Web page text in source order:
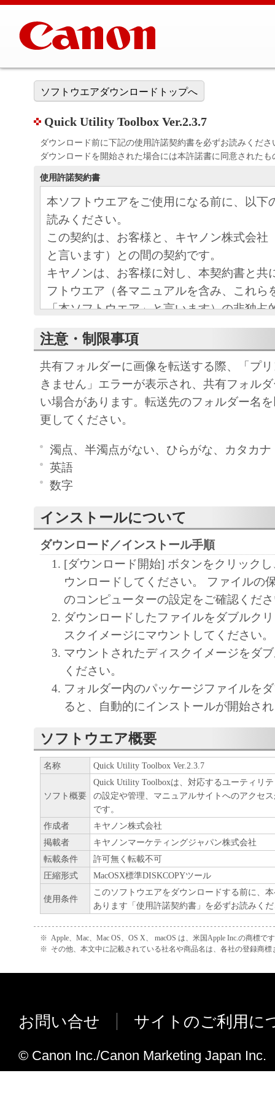
ソフトウエアダウンロードトップへ
Quick Utility Toolbox Ver.2.3.7
ダウンロード前に下記の使用許諾契約書を必ずお読みくださ
ダウンロードを開始された場合には本許諾書に同意された
使用許諾契約書
本ソフトウエアをご使用になる前に、以下
読みください。
この契約は、お客様と、キヤノン株式会社
と言います）との間の契約です。
キヤノンは、お客様に対し、本契約書と共
フトウエア（各マニュアルを含み、これら
「本ソフトウエア」と言います）の非独占
条項に基づき許諾し、お客様も下記条項に
ものとします。
お客様は、「本ソフトウエア」のインスト
この契約に同意したことになります。
お客様がこの契約に同意できない場合には
ストールされず、直ちに「本ソフトウエア
１．使用許諾
(1) お客様は、「本ソフトウエア」を、キ
ェットプリンタ（以下「プリンタ」と言い
たはネットワークを通じ接続される複数の
それぞれにおいて使用（「使用」とは、「
ア」をコンピュータの記憶媒体上にインス
と、またはコンピュータにおいて表示する
すること、読み出すこと、もしくは実行す
も含むものとします）することができます
た、お客様が「プリンタ」を使用すること
様のイントラネット内のユーザ（以下「指
います）に、本契約の条件の下で、「許諾
を使用させることができます。その場合、
かる「指定ユーザ」を本契約の条件に従わ
き、すべての責任を負っていただくものと
(2) お客様は、再使用許諾、譲渡、頒布、
により、第三者に「本ソフトウエア」を使
させることはできません。
(3) お客様は、「本ソフトウエア」の全部
正、改変、リバース・エンジニアリング、
たは逆アセンブル等することはできません
このような行為をさせてはなりません。
(4) 本契約に明示的に定める場合を除き、
に付与するものではありません。
は、その内容によりキヤノンまたはキヤノ
注意・制限事項
共有フォルダーに画像を転送する際、「プ
きません」エラーが表示され、共有フォル
い場合があります。転送先のフォルダー名
更してください。
濁点、半濁点がない、ひらがな、カタカナ
英語
数字
インストールについて
ダウンロード／インストール手順
[ダウンロード開始] ボタンをクリック
ウンロードしてください。 ファイルの
のコンピューターの設定をご確認くだ
ダウンロードしたファイルをダブルク
スクイメージにマウントしてください。
マウントされたディスクイメージをダ
ください。
フォルダー内のパッケージファイルを
ると、自動的にインストールが開始さ
ソフトウエア概要
名称 Quick Utility Toolbox Ver.2.3.7
ソフト概要
Quick Utility Toolboxは、対応するユーティリ
の設定や管理、マニュアルサイトへのアクセ
です。
作成者
キヤノン株式会社
掲載者
キヤノンマーケティングジャパン株式会社
転載条件
許可無く転載不可
圧縮形式
MacOSX標準DISKCOPYツール
使用条件
このソフトウエアをダウンロードする前に、
あります「使用許諾契約書」を必ずお読みく
※ Apple、Mac、Mac OS、OS X、 macOS は、米国Apple Inc.の商標で
※ その他、本文中に記載されている社名や商品名は、各社の登録商標
お問い合せ サイトのご利用に
© Canon Inc./Canon Marketing Japan Inc.